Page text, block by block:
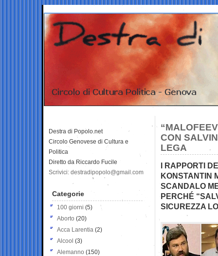
CON
LEGA
I RAPPORTI
KONSTANTIN
SCANDALO
PERCHÉ
SICUREZZA
Destra di Popolo.net
Circolo Genovese di Cultura e
Politica
Diretto da Riccardo Fucile
Scrivici: destradipopolo@gmail.com
Categorie
100 giorni (5)
Aborto (20)
Acca Larentia (2)
Alcool (3)
Alemanno (150)